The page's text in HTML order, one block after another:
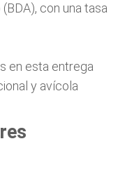
con una tasa
en esta entrega
y avícola